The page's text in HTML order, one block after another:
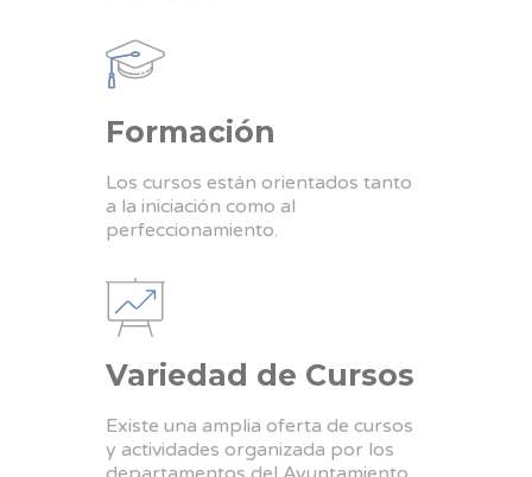
Formación
Los cursos están orientados tanto
a la iniciación como al
perfeccionamiento.
Variedad de Cursos
Existe una amplia oferta de cursos
y actividades organizada por los